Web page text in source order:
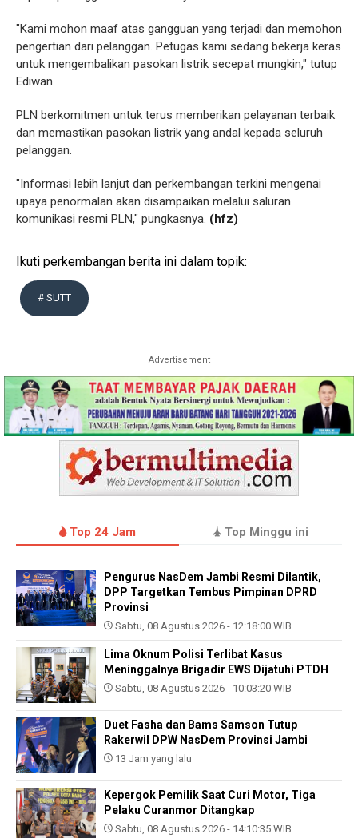
"Kami mohon maaf atas gangguan yang terjadi dan memohon
pengertian dari pelanggan. Petugas kami sedang bekerja keras
untuk mengembalikan pasokan listrik secepat mungkin," tutup
Ediwan.
PLN berkomitmen untuk terus memberikan pelayanan terbaik
dan memastikan pasokan listrik yang andal kepada seluruh
pelanggan.
"Informasi lebih lanjut dan perkembangan terkini mengenai
upaya penormalan akan disampaikan melalui saluran
komunikasi resmi PLN," pungkasnya. (hfz)
Ikuti perkembangan berita ini dalam topik:
# SUTT
Advertisement
Top 24 Jam Top Minggu ini
Pengurus NasDem Jambi Resmi Dilantik,
DPP Targetkan Tembus Pimpinan DPRD
Provinsi
Sabtu, 08 Agustus 2026 - 12:18:00 WIB
Lima Oknum Polisi Terlibat Kasus
Meninggalnya Brigadir EWS Dijatuhi PTDH
Sabtu, 08 Agustus 2026 - 10:03:20 WIB
Duet Fasha dan Bams Samson Tutup
Rakerwil DPW NasDem Provinsi Jambi
13 Jam yang lalu
Kepergok Pemilik Saat Curi Motor, Tiga
Pelaku Curanmor Ditangkap
Sabtu, 08 Agustus 2026 - 14:10:35 WIB